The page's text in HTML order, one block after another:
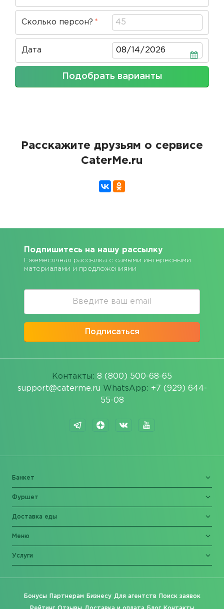
проведения
Сколько персон?
Дата Дата
Подобрать варианты
Расскажите друзьям о сервисе
CaterMe.ru
Подпишитесь на нашу рассылку
Ежемесячная рассылка с самыми интересными
материалами и предложениями
Подписаться
Контакты: 8 (800) 500-68-65
support@caterme.ru WhatsApp: +7 (929) 644-
55-08
Банкет
Фуршет
Доставка еды
Меню
Услуги
Бонусы Партнерам Бизнесу Для агентств Поиск заявок